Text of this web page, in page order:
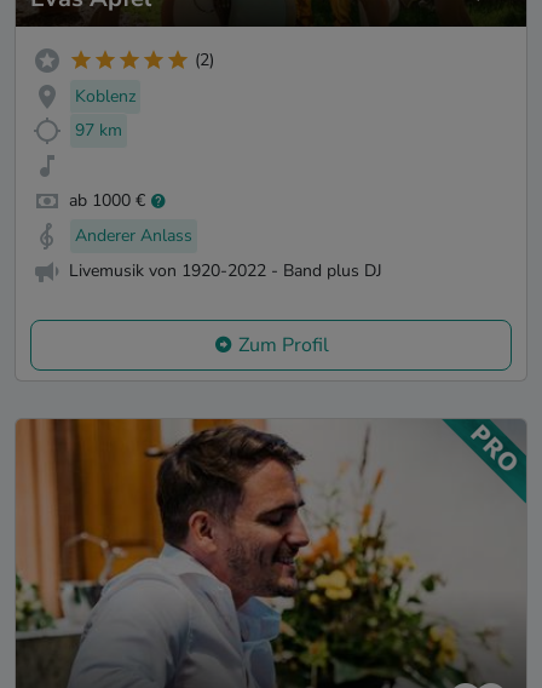
(2)
Koblenz
97 km
ab 1000 €
Anderer Anlass
Livemusik von 1920-2022 - Band plus DJ
Zum Profil